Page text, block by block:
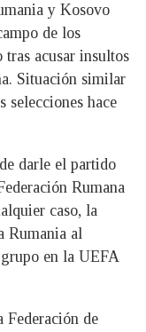
y Kosovo
de los
tras acusar insultos
Situación similar
selecciones hace
darle el partido
Rumana
caso, la
Rumania al
en la UEFA
Federación de